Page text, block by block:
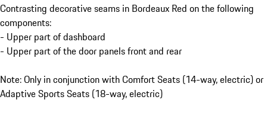
Contrasting decorative seams in Bordeaux Red on the following
components:
- Upper part of dashboard
- Upper part of the door panels front and rear
Note: Only in conjunction with Comfort Seats (14-way, electric) or
Adaptive Sports Seats (18-way, electric)